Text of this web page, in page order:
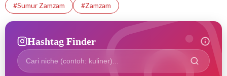
#Sumur Zamzam
#Zamzam
Hashtag Finder